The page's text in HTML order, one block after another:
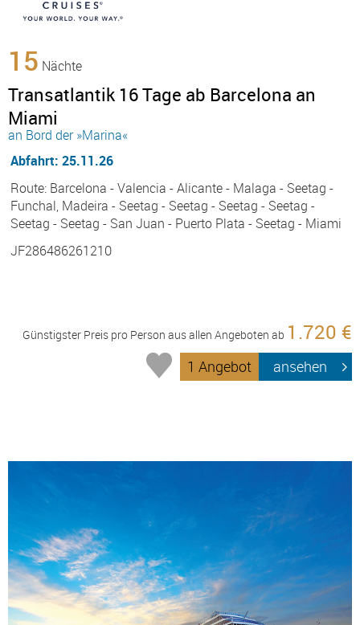
15 Nächte
Transatlantik 16 Tage ab Barcelona an
Miami
an Bord der »Marina«
Abfahrt: 25.11.26
Route: Barcelona - Valencia - Alicante - Malaga - Seetag -
Funchal, Madeira - Seetag - Seetag - Seetag - Seetag -
Seetag - Seetag - San Juan - Puerto Plata - Seetag - Miami
JF286486261210
Günstigster Preis pro Person aus allen Angeboten ab 1.720 €
1 Angebot ansehen